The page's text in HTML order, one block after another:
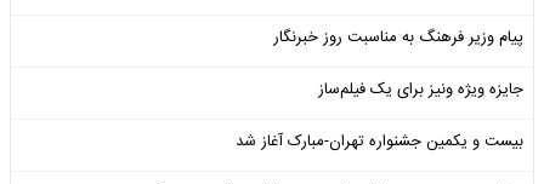
پیام وزیر فرهنگ به مناسبت روز خبرنگار
جایزه ویژه ونیز برای یک فیلم‌ساز
بیست و یکمین جشنواره تهران-مبارک آغاز شد